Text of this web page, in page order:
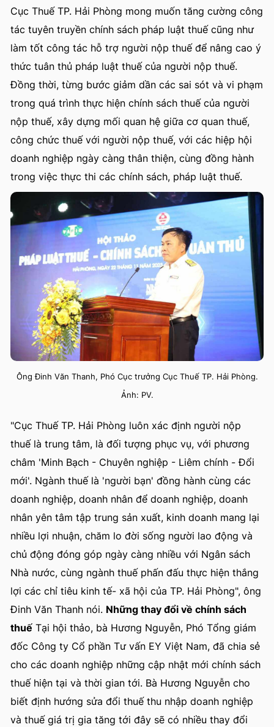
Cục Thuế TP. Hải Phòng mong muốn tăng cường công
tác tuyên truyền chính sách pháp luật thuế cũng như
làm tốt công tác hỗ trợ người nộp thuế để nâng cao ý
thức tuân thủ pháp luật thuế của người nộp thuế.
Đồng thời, từng bước giảm dần các sai sót và vi phạm
trong quá trình thực hiện chính sách thuế của người
nộp thuế, xây dựng mối quan hệ giữa cơ quan thuế,
công chức thuế với người nộp thuế, với các hiệp hội
doanh nghiệp ngày càng thân thiện, cùng đồng hành
trong việc thực thi các chính sách, pháp luật thuế.
Ông Đinh Văn Thanh, Phó Cục trưởng Cục Thuế TP. Hải Phòng.
Ảnh: PV.
"Cục Thuế TP. Hải Phòng luôn xác định người nộp
thuế là trung tâm, là đối tượng phục vụ, với phương
châm 'Minh Bạch - Chuyên nghiệp - Liêm chính - Đổi
mới'. Ngành thuế là 'người bạn' đồng hành cùng các
doanh nghiệp, doanh nhân để doanh nghiệp, doanh
nhân yên tâm tập trung sản xuất, kinh doanh mang lại
nhiều lợi nhuận, chăm lo đời sống người lao động và
chủ động đóng góp ngày càng nhiều với Ngân sách
Nhà nước, cùng ngành thuế phấn đấu thực hiện thắng
lợi các chỉ tiêu kinh tế- xã hội của TP. Hải Phòng", ông
Đinh Văn Thanh nói. Những thay đổi về chính sách
thuế Tại hội thảo, bà Hương Nguyễn, Phó Tổng giám
đốc Công ty Cổ phần Tư vấn EY Việt Nam, đã chia sẻ
cho các doanh nghiệp những cập nhật mới chính sách
thuế hiện tại và thời gian tới. Bà Hương Nguyễn cho
biết định hướng sửa đổi thuế thu nhập doanh nghiệp
và thuế giá trị gia tăng tới đây sẽ có nhiều thay đổi